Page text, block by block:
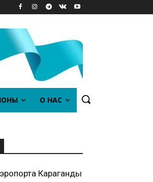
О НАС
Караганды